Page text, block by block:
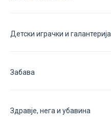
Детски играчки и галантерија
Забава
Здравје, нега и убавина